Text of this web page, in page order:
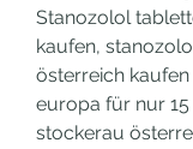
Stanozolol
kaufen,
österreich
europa für nur
stockerau